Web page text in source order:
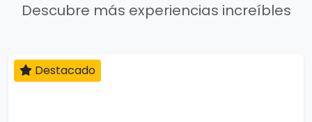
Descubre más experiencias increíbles
Destacado